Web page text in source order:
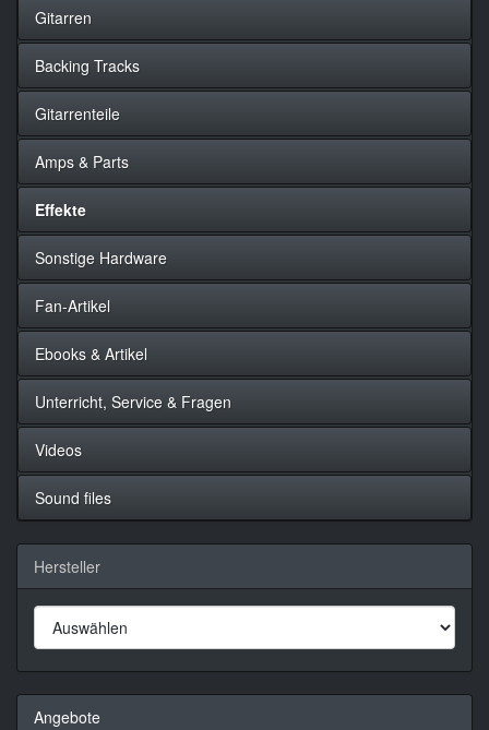
Gitarren
Backing Tracks
Gitarrenteile
Amps & Parts
Effekte
Sonstige Hardware
Fan-Artikel
Ebooks & Artikel
Unterricht, Service & Fragen
Videos
Sound files
Hersteller
Angebote